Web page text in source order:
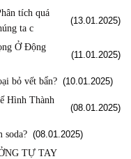
tích quá
ta c
(13.01.2025)
Ở Động
(11.01.2025)
bỏ vết bẩn? (10.01.2025)
Hình Thành
(08.01.2025)
soda? (08.01.2025)
TỰ TAY